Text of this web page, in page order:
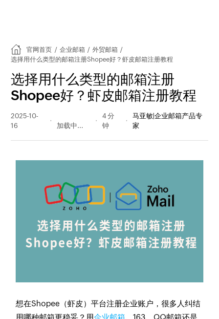
官网首页 / 企业邮箱 / 外贸邮箱 /
选择用什么类型的邮箱注册Shopee好？虾皮邮箱注册教程
选择用什么类型的邮箱注册
Shopee好？虾皮邮箱注册教程
2025-10-
16
量
4 分
钟
马亚敏|企业邮箱产品专
家
想在Shopee（虾皮）平台注册企业账户，很多人纠结